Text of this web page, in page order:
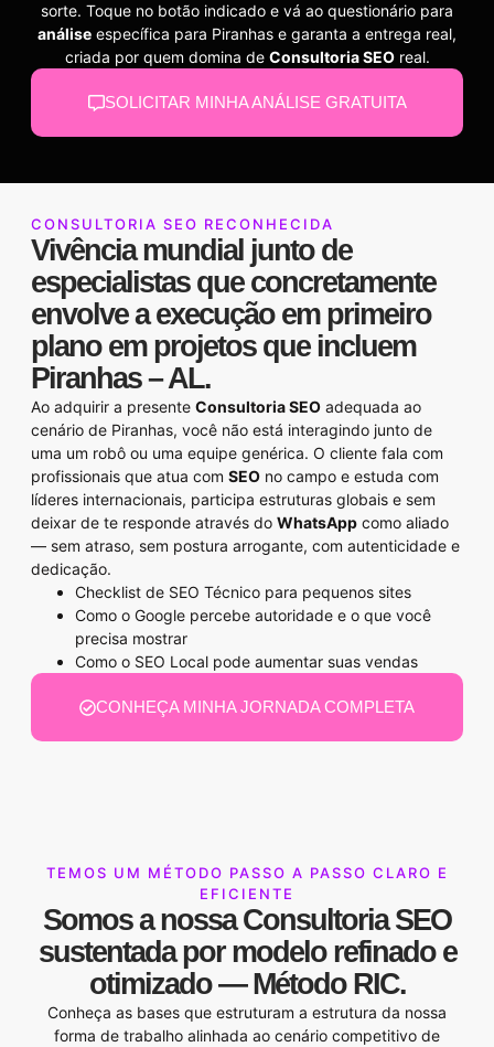
sorte. Toque no botão indicado e vá ao questionário para
análise específica para Piranhas e garanta a entrega real,
criada por quem domina de Consultoria SEOreal.
SOLICITAR MINHA ANÁLISE GRATUITA
CONSULTORIA SEO RECONHECIDA
Vivência mundial junto de
especialistas que concretamente
envolve a execução em primeiro
plano em projetos que incluem
Piranhas – AL.
Ao adquirir a presente Consultoria SEO adequada ao
cenário de Piranhas, você não está interagindo junto de
uma um robô ou uma equipe genérica. O cliente fala com
profissionais que atua com SEO no campo e estuda com
líderes internacionais, participa estruturas globais e sem
deixar de te responde através do WhatsApp como aliado
— sem atraso, sem postura arrogante, com autenticidade e
dedicação.
Checklist de SEO Técnico para pequenos sites
Como o Google percebe autoridade e o que você
precisa mostrar
Como o SEO Local pode aumentar suas vendas
CONHEÇA MINHA JORNADA COMPLETA
TEMOS UM MÉTODO PASSO A PASSO CLARO E
EFICIENTE
Somos a nossaConsultoria SEO
sustentada por modelo refinado e
otimizado —Método RIC.
Conheça as bases que estruturam a estrutura da nossa
forma de trabalho alinhada ao cenário competitivo de